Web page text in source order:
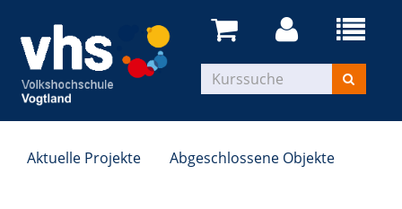
Aktuelle Projekte Abgeschlossene Objekte